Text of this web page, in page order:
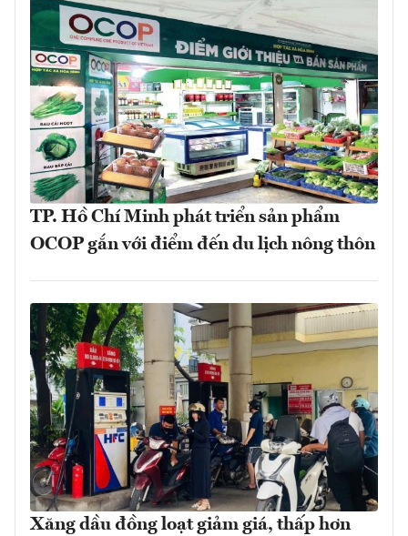
TP. Hồ Chí Minh phát triển sản phẩm
OCOP gắn với điểm đến du lịch nông thôn
Xăng dầu đồng loạt giảm giá, thấp hơn